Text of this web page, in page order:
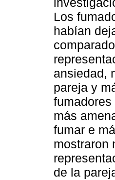
Los
habían
ansiedad,
pareja y
más
fumar e
mostraron
de la